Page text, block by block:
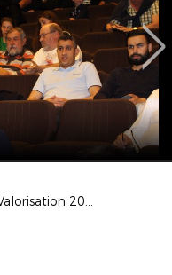
Retour - Soirée Valorisation 2021/2022